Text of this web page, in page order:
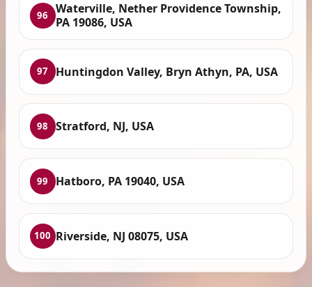
96
Waterville, Nether Providence Township,
PA 19086, USA
97 Huntingdon Valley, Bryn Athyn, PA, USA
98 Stratford, NJ, USA
99 Hatboro, PA 19040, USA
100 Riverside, NJ 08075, USA